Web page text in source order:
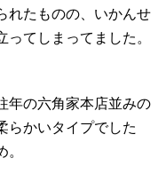
れたものの、いかんせ
てしまってました。
年の六角家本店並みの
らかいタイプでした